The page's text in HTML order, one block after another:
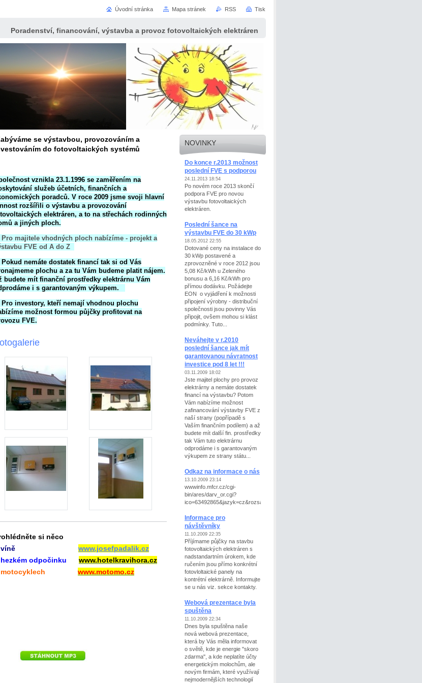
Poradenství, financování, výstavba a provoz fotovoltaických elektráren
se výstavbou, provozováním a
do fotovoltaických systémů
vznikla 23.1.1996 se zaměřením na
služeb účetních, finančních a
poradců. V roce 2009 jsme svoji hlavní
rozšířili o výstavbu a provozování
elektráren, a to na střechách rodinných
a jiných ploch.
Pro majitele vhodných ploch nabízíme - projekt a
FVE od A do Z
Pokud nemáte dostatek financí tak si od Vás
plochu a za tu Vám budeme platit nájem.
budete mít finanční prostředky elektrárnu Vám
i s garantovaným výkupem.
Pro investory, kteří nemají vhodnou plochu
možnost formou půjčky profitovat na
FVE.
si něco
víně
www.josefpadalik.cz
odpočinku
www.hotelkravihora.cz
www.motomo.cz
NOVINKY
Do konce r.2013 možnost
poslední FVE s podporou
24.11.2013 18:54
Po novém roce 2013 skončí
podpora FVE pro novou
výstavbu fotovoltaických
elektráren.
Poslední šance na
výstavbu FVE do 30 kWp
18.05.2012 22:55
Dotované ceny na instalace do
30 kWp postavené a
zprovozněné v roce 2012 jsou
5,08 Kč/kWh u Zeleného
bonusu a 6,16 Kč/kWh pro
přímou dodávku. Požádejte
EON o vyjádření k možnosti
připojení výrobny - distribuční
společnosti jsou povinny Vás
připojit, ovšem mohou si klást
podmínky. Tuto...
Neváhejte v r.2010
poslední šance jak mít
garantovanou návratnost
investice pod 8 let !!!
03.11.2009 18:02
Jste majitel plochy pro provoz
elektrárny a nemáte dostatek
financí na výstavbu? Potom
Vám nabízíme možnost
zafinancování výstavby FVE z
naší strany (popřípadě s
Vaším finančním podílem) a až
budete mít další fin. prostředky
tak Vám tuto elektrárnu
odprodáme i s garantovaným
výkupem ze strany státu...
Odkaz na informace o nás
13.10.2009 23:14
wwwinfo.mfcr.cz/cgi-
bin/ares/darv_or.cgi?
ico=63492865&jazyk=cz&rozsah=0&xml=1
Informace pro
návštěvníky
11.10.2009 22:35
Příjímame půjčky na stavbu
fotovoltaických elektráren s
nadstandartním úrokem, kde
ručením jsou přímo konkrétní
fotovloltaické panely na
kontrétní elektrárně. Informujte
se u nás viz. sekce kontakty.
Webová prezentace byla
spuštěna
11.10.2009 22:34
Dnes byla spuštěna naše
nová webová prezentace,
která by Vás měla informovat
o světě, kde je energie "skoro
zdarma", a kde neplatíte účty
energetickým molochům, ale
novým firmám, které využívají
nejmodernějších technologií
Úvodní stránka Mapa stránek RSS Tisk